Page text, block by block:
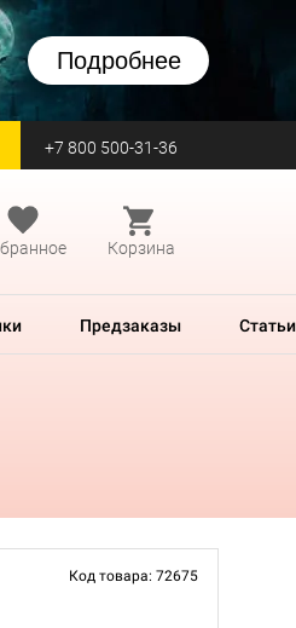
Подробнее
+7 800 500-31-36
Корзина
Предзаказы Статьи
Код товара: 72675